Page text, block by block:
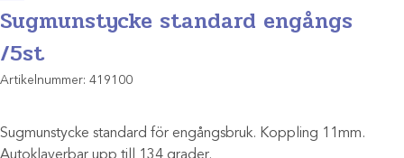
Sugmunstycke standard engångs
/5st
Artikelnummer: 419100
Sugmunstycke standard för engångsbruk. Koppling 11mm.